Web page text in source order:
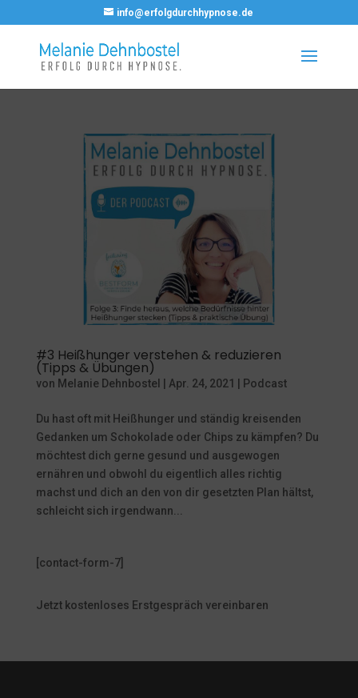
info@erfolgdurchhypnose.de
#3 Heißhunger verstehen & reduzieren
(Tipps & Übungen)
von Melanie Dehnbostel Apr. 24, 2021 Podcast
Du hast oft mit Heißhunger und ständig kreisenden
Gedanken um Schokolade oder Chips zu kämpfen? Du
möchtest dich gerne gesund und ausgewogen
ernähren und obwohl du eigentlich alles richtig
machst und dich an den von dir gesetzten Plan hältst,
schleicht sich irgendwann...
[contact-form-7]
Jetzt kostenloses Erstgespräch vereinbaren